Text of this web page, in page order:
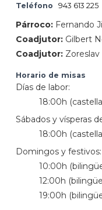
Teléfono
943 613 225
Párroco: Fernando
Coadjutor: Gilbert
Coadjutor:
Horario de misas
Días de labor:
18:00h
Sábados y vísperas
18:00h
Domingos y festivos:
10:00h
12:00h
19:00h